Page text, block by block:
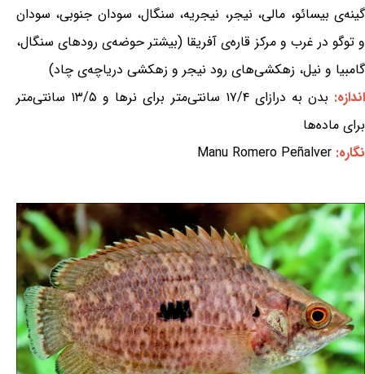
گینه‌ی بیسائو، مالی، نیجر، نیجریه، سنگال، سودان جنوبی، سودان
و توگو در غرب و مرکز قاره‌ی آفریقا (بیشتر حوضه‌ی رودهای سنگال،
گامبیا و نیل، زهکشی‌های رود نیجر و زهکشی دریاچه‌ی چاد)
اندازه:
بدن به درازای ۱۷/۴ سانتی‌متر برای نرها و ۱۳/۵ سانتی‌متر
برای ماده‌ها
نگاره: Manu Romero Peñalver